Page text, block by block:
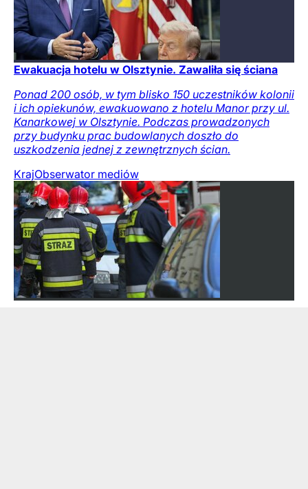
Ewakuacja hotelu w Olsztynie. Zawaliła się ściana
Ponad 200 osób, w tym blisko 150 uczestników kolonii
i ich opiekunów, ewakuowano z hotelu Manor przy ul.
Kanarkowej w Olsztynie. Podczas prowadzonych
przy budynku prac budowlanych doszło do
uszkodzenia jednej z zewnętrznych ścian.
KrajObserwator mediów